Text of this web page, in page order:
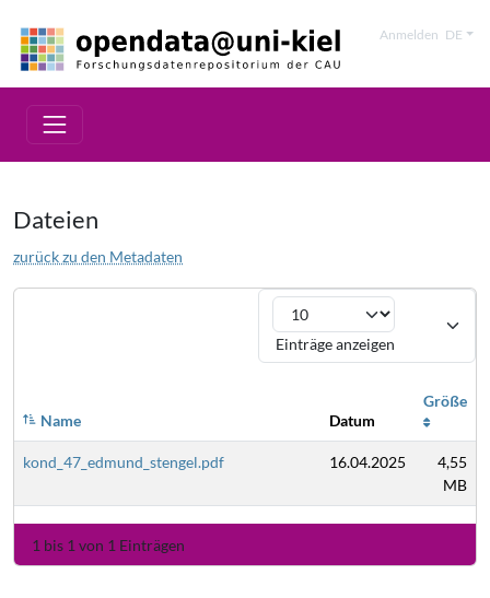
Anmelden DE
Dateien
zurück zu den Metadaten
Einträge anzeigen
Name Datum
Größe
kond_47_edmund_stengel.pdf 16.04.2025
4,55
MB
1 bis 1 von 1 Einträgen